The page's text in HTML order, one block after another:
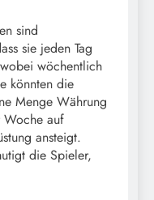
sind
sie jeden Tag
wöchentlich
könnten die
Menge Währung
Woche auf
ansteigt.
die Spieler,